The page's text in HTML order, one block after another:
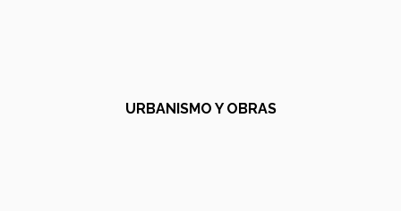
URBANISMO Y OBRAS